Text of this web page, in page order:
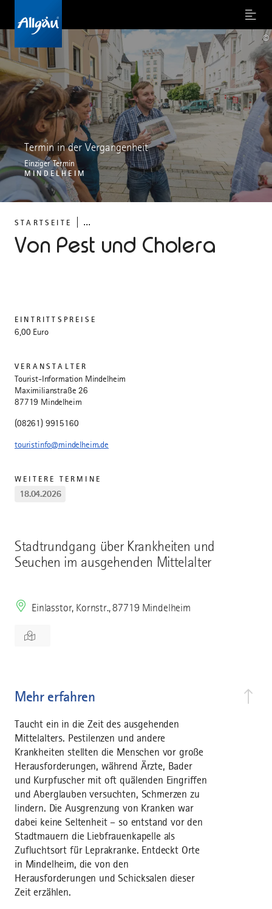
Menu
STARTSEITE ...
Von Pest und Cholera
Termin in der Vergangenheit
Einziger Termin
MINDELHEIM
©
Stadtrundgang über Krankheiten und
Seuchen im ausgehenden Mittelalter
Einlasstor, Kornstr., 87719 Mindelheim
Mehr erfahren
Taucht ein in die Zeit des ausgehenden
Mittelalters. Pestilenzen und andere
Krankheiten stellten die Menschen vor große
Herausforderungen, während Ärzte, Bader
und Kurpfuscher mit oft quälenden Eingriffen
und Aberglauben versuchten, Schmerzen zu
lindern. Die Ausgrenzung von Kranken war
dabei keine Seltenheit – so entstand vor den
Stadtmauern die Liebfrauenkapelle als
Zufluchtsort für Leprakranke. Entdeckt Orte
in Mindelheim, die von den
Herausforderungen und Schicksalen dieser
Zeit erzählen.
EINTRITTSPREISE
6,00 Euro
VERANSTALTER
Tourist-Information Mindelheim
Maximilianstraße 26
87719 Mindelheim
(08261) 9915160
touristinfo@mindelheim.de
WEITERE TERMINE
18.04.2026